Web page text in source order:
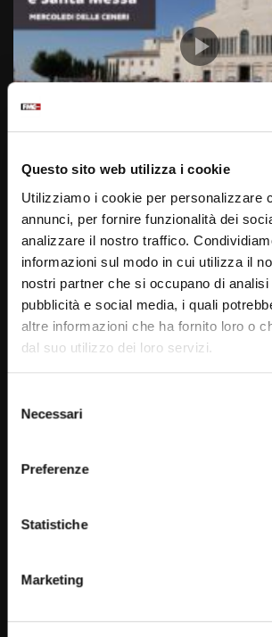
Questo sito web utilizza i cookie
Utilizziamo i cookie per personalizzare
annunci, per fornire funzionalità dei
analizzare il nostro traffico.
informazioni sul modo in cui utilizza il
nostri partner che si occupano di analisi
pubblicità e social media, i quali
altre informazioni che ha fornito loro o
dal suo utilizzo dei loro servizi.
delNecessari
Preferenze
Statistiche
Marketing
Santa Rosario e Santa Messa – 22
Mercoledì delle Ceneri (fr. Francesco
STAFF
22/02/2023
0
15.5K 280 0
02:21:10
aprile 2021